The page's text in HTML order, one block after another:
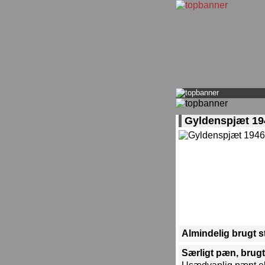
Gyldenspjæt
Almindelig brugt
Særligt pæn, brugt